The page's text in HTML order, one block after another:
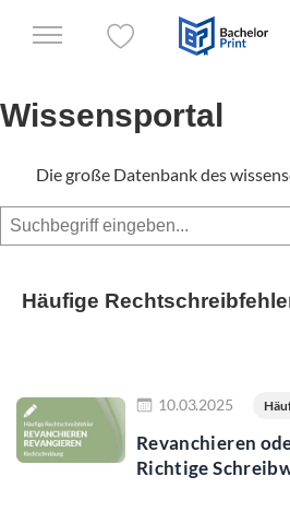
Wissensportal
Die große Datenbank des
Suchen
Häufige
10.03.2025
Revanchieren
Richtige